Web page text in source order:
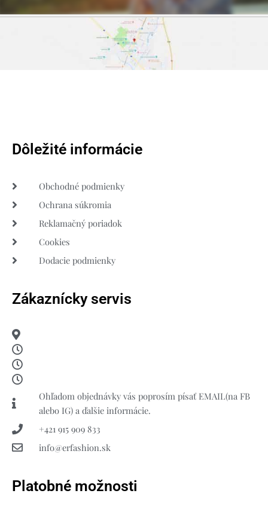
Dôležité informácie
Obchodné podmienky
Ochrana súkromia
Reklamačný poriadok
Cookies
Dodacie podmienky
Zákaznícky servis
Ohľadom objednávky vás poprosím písať EMAIL(na FB
alebo IG) a ďalšie informácie.
+421 915 909 833
info@erfashion.sk
Platobné možnosti